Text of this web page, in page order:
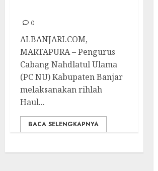
0
ALBANJARI.COM,
MARTAPURA – Pengurus
Cabang Nahdlatul Ulama
(PC NU) Kabupaten Banjar
melaksanakan rihlah
Haul...
BACA SELENGKAPNYA